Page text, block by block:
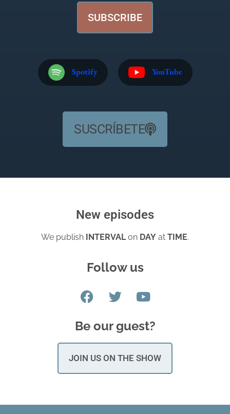
SUBSCRIBE
Spotify YouTube
SUSCRÍBETE
New episodes
We publish INTERVALon DAY at TIME.
Follow us
Be our guest?
JOIN US ON THE SHOW